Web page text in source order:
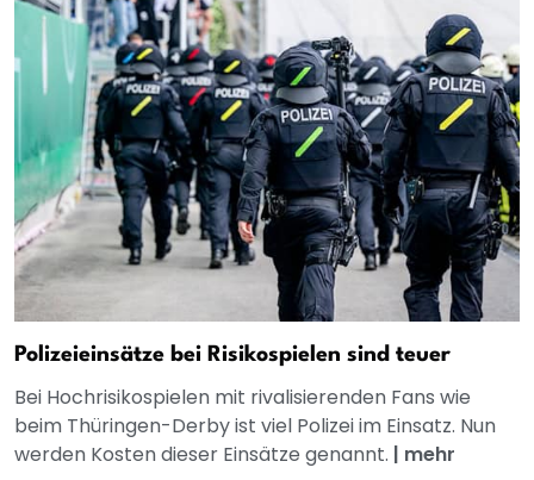
Polizeieinsätze bei Risikospielen sind teuer
Bei Hochrisikospielen mit rivalisierenden Fans wie
beim Thüringen-Derby ist viel Polizei im Einsatz. Nun
werden Kosten dieser Einsätze genannt. | mehr